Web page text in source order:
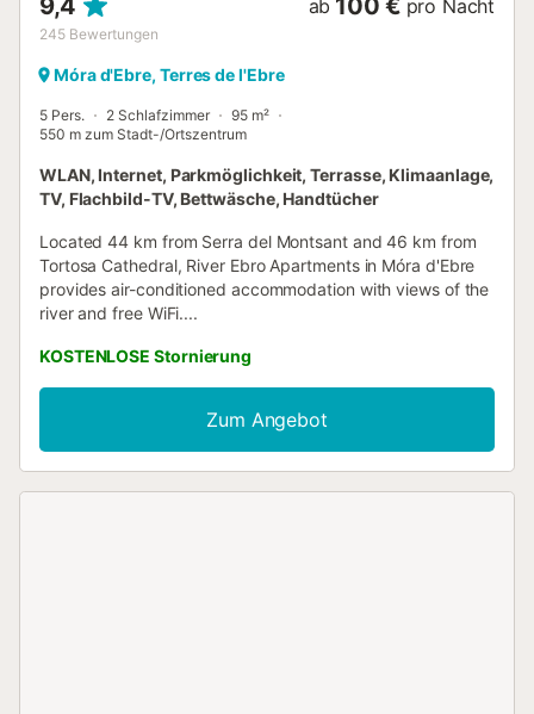
9,4
245 Bewertungen
ab 100 € pro Nacht
Móra d'Ebre, Terres de l'Ebre
5 Pers. 2 Schlafzimmer
95 m²
550 m zum Stadt-/Ortszentrum
WLAN, Internet, Parkmöglichkeit, Terrasse, Klimaanlage,
TV, Flachbild-TV, Bettwäsche, Handtücher
Located 44 km from Serra del Montsant and 46 km from
Tortosa Cathedral, River Ebro Apartments in Móra d'Ebre
provides air-conditioned accommodation with views of the
river and free WiFi....
KOSTENLOSE Stornierung
Zum Angebot